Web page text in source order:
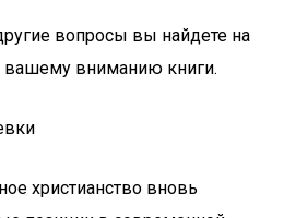
вопросы вы найдете на
вашему вниманию книги.
христианство вновь